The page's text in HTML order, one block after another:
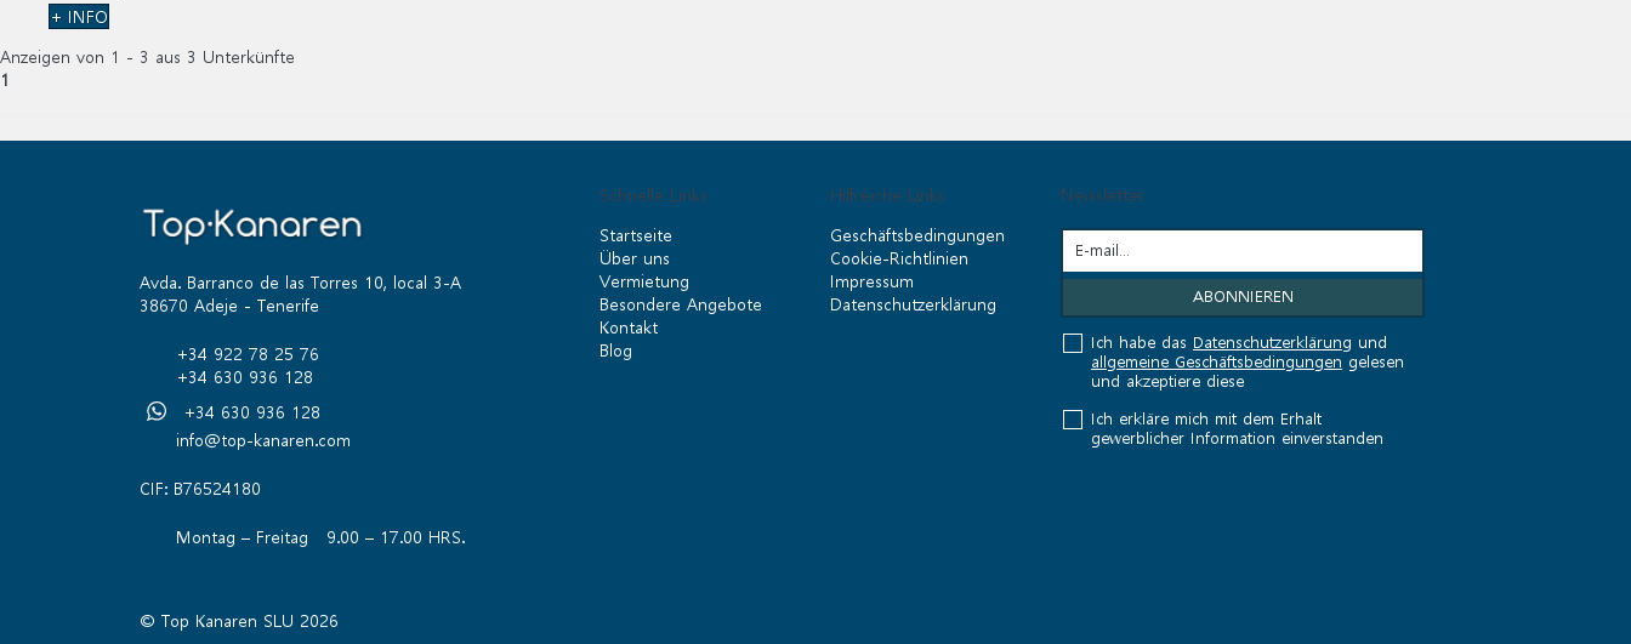
+ INFO
Anzeigen von 1 - 3 aus 3 Unterkünfte
1
Avda. Barranco de las Torres 10, local 3-A
38670 Adeje - Tenerife
+34 922 78 25 76
+34 630 936 128
+34 630 936 128
info@top-kanaren.com
CIF: B76524180
Montag – Freitag 9.00 – 17.00 HRS.
© Top Kanaren SLU 2026
Schnelle Links
Startseite
Über uns
Vermietung
Besondere Angebote
Kontakt
Blog
Hilfreiche Links
Geschäftsbedingungen
Cookie-Richtlinien
Impressum
Datenschutzerklärung
Newsletter
Ich habe das Datenschutzerklärung und
allgemeine Geschäftsbedingungen gelesen
und akzeptiere diese
Ich erkläre mich mit dem Erhalt
gewerblicher Information einverstanden